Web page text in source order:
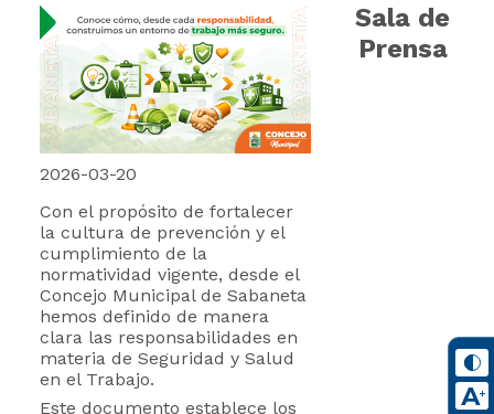
2026-03-20
Con el propósito de fortalecer
la cultura de prevención y el
cumplimiento de la
normatividad vigente, desde el
Concejo Municipal de Sabaneta
hemos definido de manera
clara las responsabilidades en
materia de Seguridad y Salud
en el Trabajo.
Este documento establece los
Sala de
Prensa